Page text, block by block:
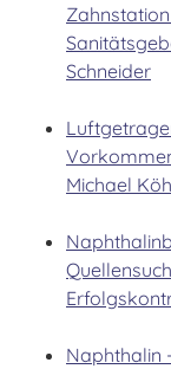
Schneider
Michael
Naphthalin